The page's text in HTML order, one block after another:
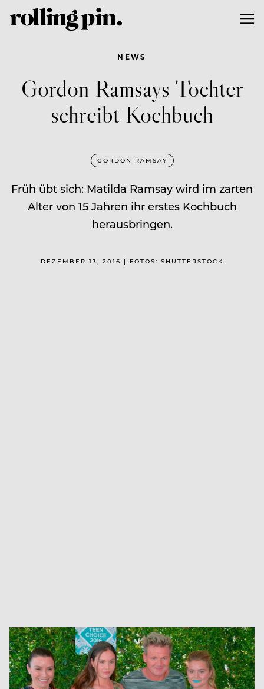
NEWS
Gordon Ramsays Tochter
schreibt Kochbuch
GORDON RAMSAY
Früh übt sich: Matilda Ramsay wird im zarten
Alter von 15 Jahren ihr erstes Kochbuch
herausbringen.
DEZEMBER 13, 2016 | FOTOS: SHUTTERSTOCK